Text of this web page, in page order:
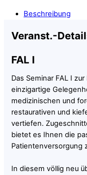
Beschreibung
Veranst.-
FAL I
Das Seminar FAL I
einzigartige
medizinischen und
restaurativen und
vertiefen.
bietet es Ihnen die
Patientenversorgung
In diesem völlig neu